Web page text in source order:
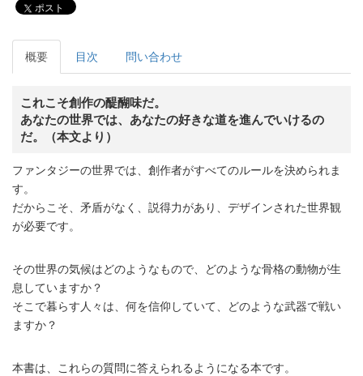
ポスト
概要 目次 問い合わせ
これこそ創作の醍醐味だ。
あなたの世界では、あなたの好きな道を進んでいけるの
だ。（本文より）
ファンタジーの世界では、創作者がすべてのルールを決められま
す。
だからこそ、矛盾がなく、説得力があり、デザインされた世界観
が必要です。
その世界の気候はどのようなもので、どのような骨格の動物が生
息していますか？
そこで暮らす人々は、何を信仰していて、どのような武器で戦い
ますか？
本書は、これらの質問に答えられるようになる本です。